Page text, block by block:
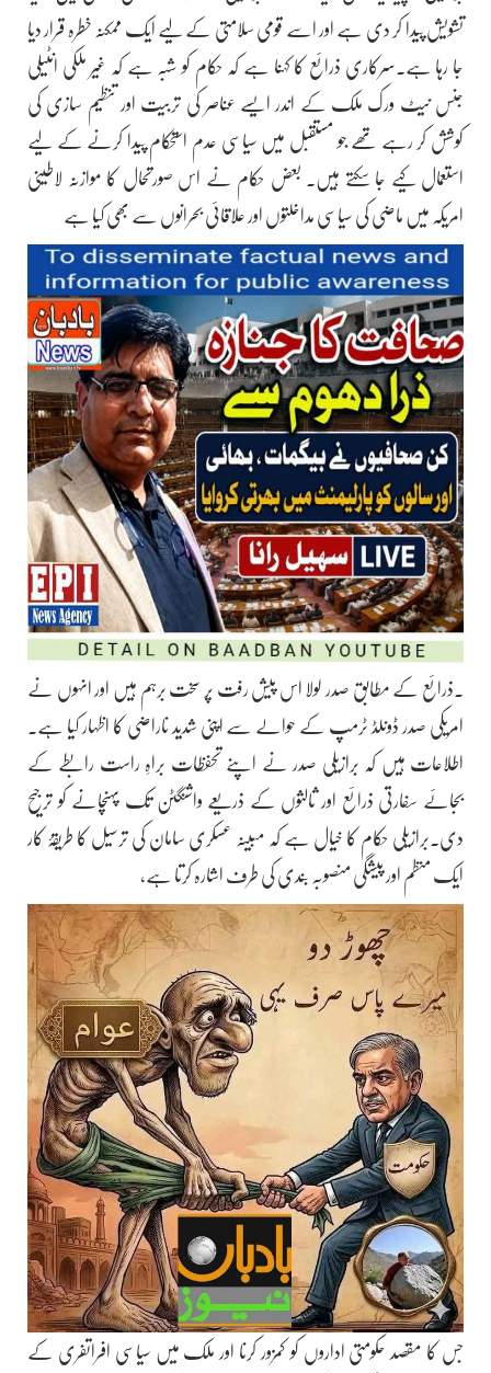
تشویش پیدا کر دی ہے اور اسے قومی سلامتی کے لیے ایک ممکنہ خطرہ قرار دیا
جا رہا ہے۔سرکاری ذرائع کا کہنا ہے کہ حکام کو شبہ ہے کہ غیر ملکی انٹیلی
جنس نیٹ ورک ملک کے اندر ایسے عناصر کی تربیت اور تنظیم سازی کی
کوشش کر رہے تھے جو مستقبل میں سیاسی عدم استحکام پیدا کرنے کے لیے
استعمال کیے جا سکتے ہیں۔ بعض حکام نے اس صورتحال کا موازنہ لاطینی
امریکہ میں ماضی کی سیاسی مداخلتوں اور علاقائی بحرانوں سے بھی کیا ہے
۔ذرائع کے مطابق صدر لولا اس پیش رفت پر سخت برہم ہیں اور انہوں نے
امریکی صدر ڈونلڈ ٹرمپ کے حوالے سے اپنی شدید ناراضی کا اظہار کیا ہے۔
اطلاعات ہیں کہ برازیلی صدر نے اپنے تحفظات براہِ راست رابطے کے
بجائے سفارتی ذرائع اور ثالثوں کے ذریعے واشنگٹن تک پہنچانے کو ترجیح
دی۔برازیلی حکام کا خیال ہے کہ مبینہ عسکری سامان کی ترسیل کا طریقۂ کار
ایک منظم اور پیشگی منصوبہ بندی کی طرف اشارہ کرتا ہے،
جس کا مقصد حکومتی اداروں کو کمزور کرنا اور ملک میں سیاسی افراتفری کے